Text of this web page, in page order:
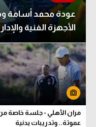
عودة محمد أسامة
الأجهزة الفنية
مران الأهلي - جلسة خاصة
عموتة.. وتدريبات بدنية